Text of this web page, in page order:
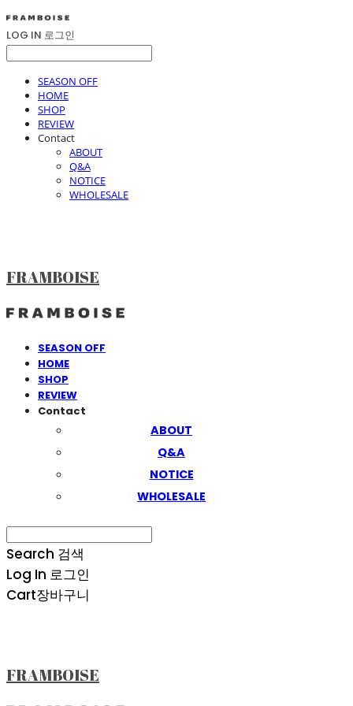
LOG IN 로그인
SEASON OFF
HOME
SHOP
REVIEW
Contact
ABOUT
Q&A
NOTICE
WHOLESALE
FRAMBOISE
SEASON OFF
HOME
SHOP
REVIEW
Contact
ABOUT
Q&A
NOTICE
WHOLESALE
Search 검색
Log In 로그인
Cart장바구니
FRAMBOISE